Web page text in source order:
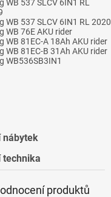
WB 537 SLCV 6IN1 RL
WB 537 SLCV 6IN1 RL 2020
WB 76E AKU rider
WB 81EC-A 18Ah AKU rider
WB 81EC-B 31Ah AKU rider
WB536SB3IN1
nábytek
technika
produktů